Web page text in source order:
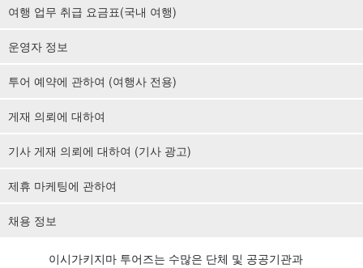
여행 업무 취급 요금표(국내 여행)
운영자 정보
투어 예약에 관하여 (여행사 전용)
게재 의뢰에 대하여
기사 게재 의뢰에 대하여 (기사 광고)
제휴 마케팅에 관하여
채용 정보
이시가키지마 투어즈는 수많은 단체 및 공공기관과